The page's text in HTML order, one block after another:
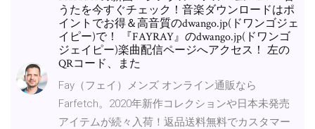
うたを今すぐチェック！音楽ダウンロードはポ
イントでお得＆高音質のdwango.jp(ドワンゴジェ
イピー)で！ 『FAYRAY』のdwango.jp(ドワンゴ
ジェイピー)楽曲配信ページへアクセス！ 左の
QRコード、また
Fay（フェイ）メンズ オンライン通販なら
Farfetch。2020年新作コレクションや日本未発売
アイテムが続々入荷！返品送料無料でカスタマー